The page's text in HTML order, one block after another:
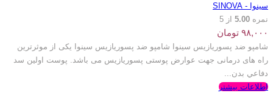
سینوا - SINOVA
نمره 5.00 از 5
۹۸,۰۰۰ تومان
شامپو ضد پسوریازیس سینوا شامپو ضد پسوریازیس سینوا یکی از موثرترین
راه های درمانی جهت عوارض پوستی پسوریازیس می باشد. پوست اولين سد
دفاعي بدن...
اطلاعات بیشتر